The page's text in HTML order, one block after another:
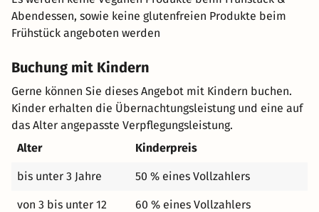
Abendessen, sowie keine glutenfreien Produkte beim
Frühstück angeboten werden
Buchung mit Kindern
Gerne können Sie dieses Angebot mit Kindern buchen.
Kinder erhalten die Übernachtungsleistung und eine auf
das Alter angepasste Verpflegungsleistung.
Alter
Kinderpreis
bis unter 3 Jahre 50 % eines Vollzahlers
von 3 bis unter 12
60 % eines Vollzahlers